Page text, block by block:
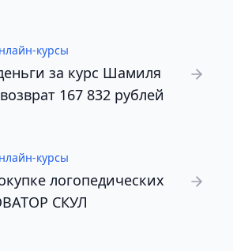
курсы
за курс Шамиля
167 832 рублей
курсы
логопедических
СКУЛ